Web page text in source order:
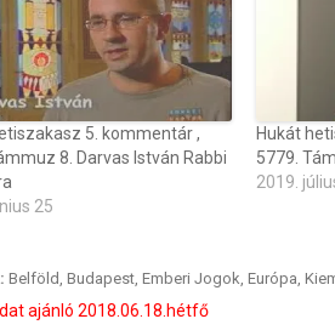
5. kommentár ,
8. Darvas István Rabbi
25
Hukát
5779.
2019.
Belföld, Budapest, Emberi Jogok, Európa,
ajánló 2018.06.18.hétfő